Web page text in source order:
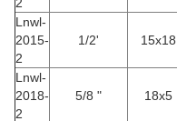
Lnwl-
2015-
2
1/2' 15x18
Lnwl-
2018-
2
5/8 " 18x5